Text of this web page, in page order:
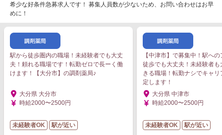
希少な好条件急募求人です！ 募集人員数が少ないため、お問い合わせはお早
めに！
駅から徒歩圏内の職場！未経験者でも大丈
夫！頼れる職場です！転勤ゼロで長ーく働
けます！【大分市】の調剤薬局♪
大分県 大分市
時給2000〜2500円
未経験者OK 駅が近い
【中津市】で募集中！駅へ
徒歩でも大丈夫！未経験者も
きる職場！転勤ナシでキャ
定します！
大分県 中津市
時給2000〜2500円
未経験者OK 駅が近い